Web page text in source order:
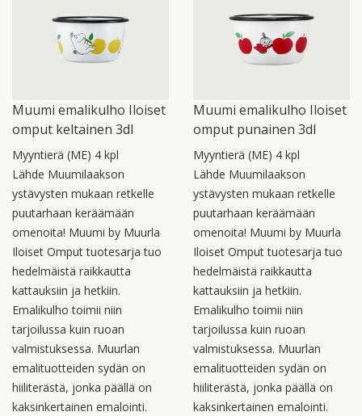
Muumi emalikulho Iloiset
omput keltainen 3dl
Myyntierä (ME) 4 kpl
Lähde Muumilaakson
ystävysten mukaan retkelle
puutarhaan keräämään
omenoita! Muumi by Muurla
Iloiset Omput tuotesarja tuo
hedelmäistä raikkautta
kattauksiin ja hetkiin.
Emalikulho toimii niin
tarjoilussa kuin ruoan
valmistuksessa. Muurlan
emalituotteiden sydän on
hiiliterästä, jonka päällä on
kaksinkertainen emalointi.
Muumi emalikulho Iloiset
omput punainen 3dl
Myyntierä (ME) 4 kpl
Lähde Muumilaakson
ystävysten mukaan retkelle
puutarhaan keräämään
omenoita! Muumi by Muurla
Iloiset Omput tuotesarja tuo
hedelmäistä raikkautta
kattauksiin ja hetkiin.
Emalikulho toimii niin
tarjoilussa kuin ruoan
valmistuksessa. Muurlan
emalituotteiden sydän on
hiiliterästä, jonka päällä on
kaksinkertainen emalointi.